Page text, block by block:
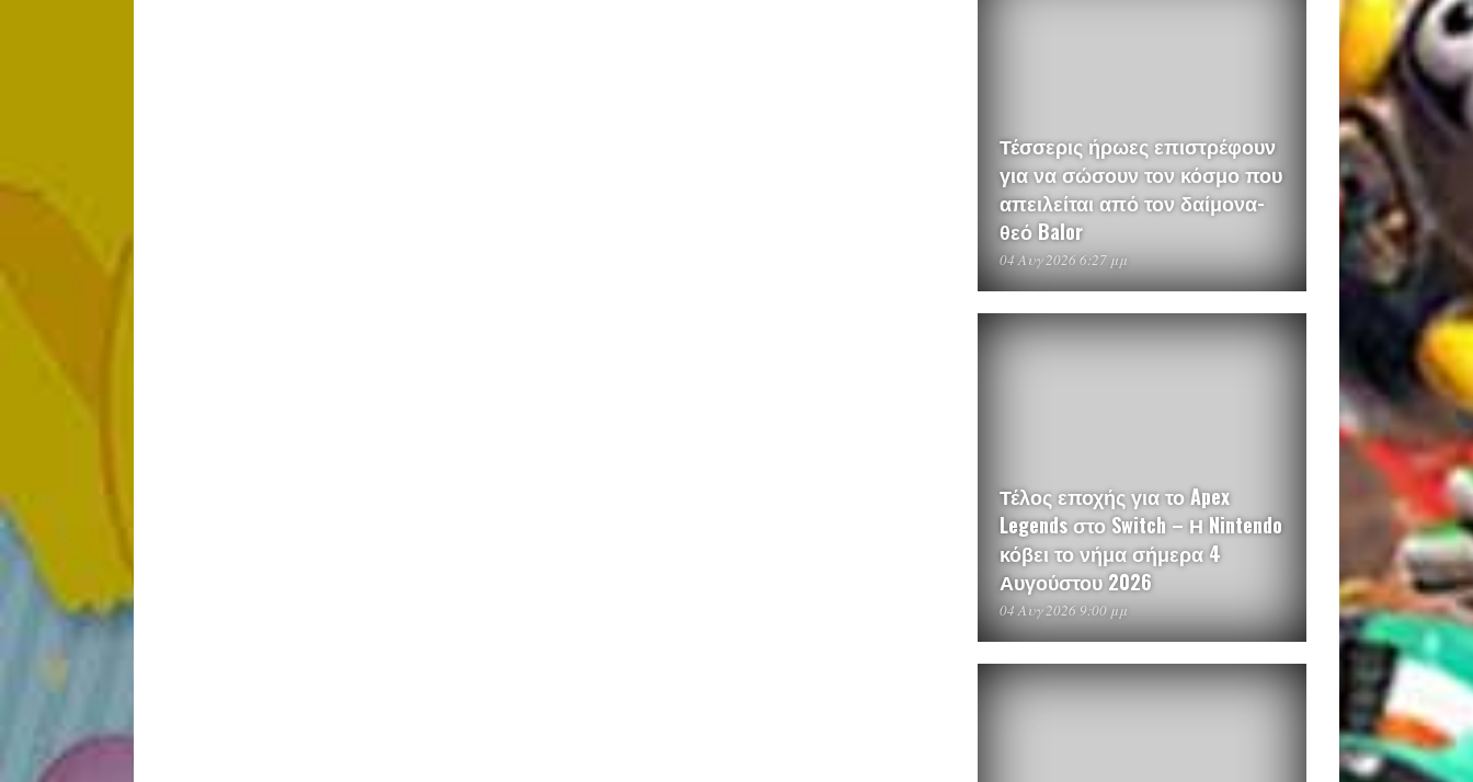
Τέσσερις ήρωες επιστρέφουν
για να σώσουν τον κόσμο που
απειλείται από τον δαίμονα-
θεό Balor
04 Αυγ 2026 6:27 μμ
Τέλος εποχής για το Apex
Legends στο Switch – Η Nintendo
κόβει το νήμα σήμερα 4
Αυγούστου 2026
04 Αυγ 2026 9:00 μμ